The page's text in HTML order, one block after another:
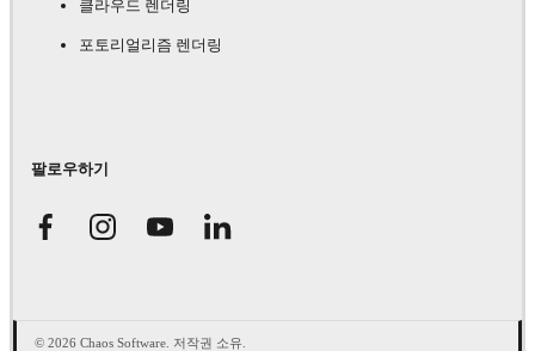
클라우드 렌더링
포토리얼리즘 렌더링
팔로우하기
© 2026 Chaos Software. 저작권 소유.